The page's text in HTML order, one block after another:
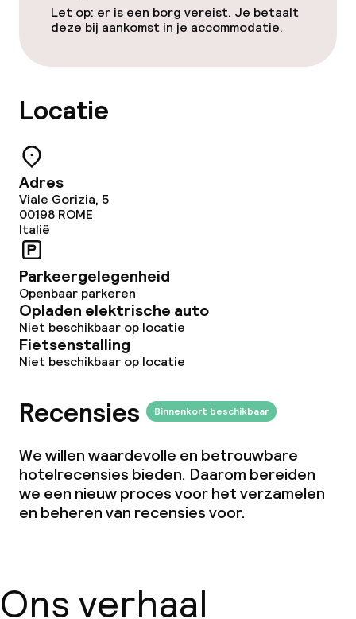
Vergaderruimte
Beleid
Borg bij aankomst
Let op: er is een borg vereist. Je betaalt
deze bij aankomst in je accommodatie.
Locatie
Adres
Viale Gorizia, 5
00198 ROME
Italië
Parkeergelegenheid
Openbaar parkeren
Opladen elektrische auto
Niet beschikbaar op locatie
Fietsenstalling
Niet beschikbaar op locatie
Recensies Binnenkort beschikbaar
We willen waardevolle en betrouwbare
hotelrecensies bieden. Daarom bereiden
we een nieuw proces voor het verzamelen
en beheren van recensies voor.
Ons verhaal